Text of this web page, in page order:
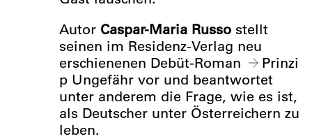
Autor Caspar-Maria Russo stellt
seinen im Residenz-Verlag neu
erschienenen Debüt-Roman
Prinzi
p Ungefähr vor und beantwortet
unter anderem die Frage, wie es ist,
als Deutscher unter Österreichern zu
leben.